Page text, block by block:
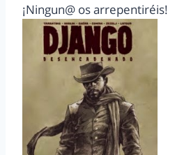
¡Ningun@ os arrepentiréis!